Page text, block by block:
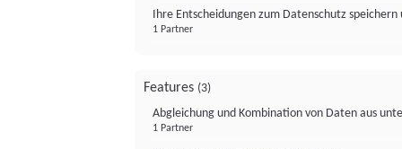
Ihre Entscheidungen zum Datenschutz
1 Partner
Features (3)
Abgleichung und Kombination von Daten aus
1 Partner